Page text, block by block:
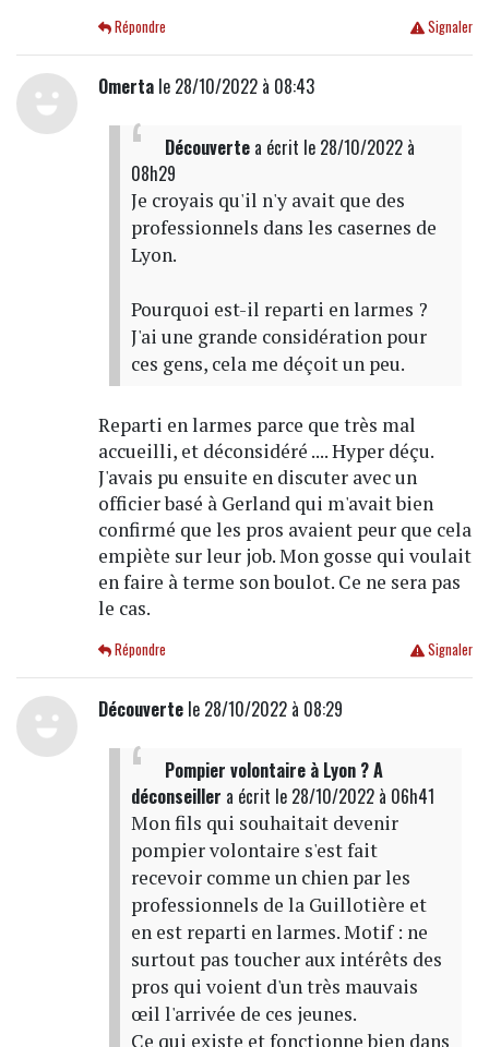
Signaler
Répondre
Omertale 28/10/2022 à 08:43
Découvertea écrit le 28/10/2022 à
08h29
Je croyais qu'il n'y avait que des
professionnels dans les casernes de
Lyon.
Pourquoi est-il reparti en larmes ?
J'ai une grande considération pour
ces gens, cela me déçoit un peu.
Reparti en larmes parce que très mal
accueilli, et déconsidéré .... Hyper déçu.
J'avais pu ensuite en discuter avec un
officier basé à Gerland qui m'avait bien
confirmé que les pros avaient peur que cela
empiète sur leur job. Mon gosse qui voulait
en faire à terme son boulot. Ce ne sera pas
le cas.
Signaler
Répondre
Découvertele 28/10/2022 à 08:29
Pompier volontaire à Lyon ? A
déconseiller a écrit le 28/10/2022 à 06h41
Mon fils qui souhaitait devenir
pompier volontaire s'est fait
recevoir comme un chien par les
professionnels de la Guillotière et
en est reparti en larmes. Motif : ne
surtout pas toucher aux intérêts des
pros qui voient d'un très mauvais
œil l'arrivée de ces jeunes.
Ce qui existe et fonctionne bien dans